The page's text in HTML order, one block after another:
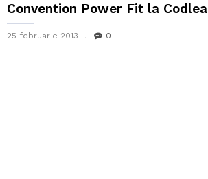
Convention Power Fit la Codlea
25 februarie 2013 0